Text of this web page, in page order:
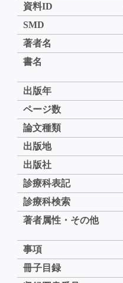
資料ID
SMD
著者名
書名
出版年
ページ数
論文種類
出版地
出版社
診療科表記
診療科検索
著者属性・その他
事項
冊子目録